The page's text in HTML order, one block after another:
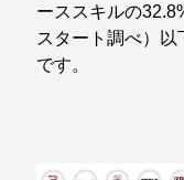
ーススキルの
スタート調べ）
です。